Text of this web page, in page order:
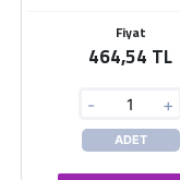
Fiyat
464,54 TL
- +
ADET